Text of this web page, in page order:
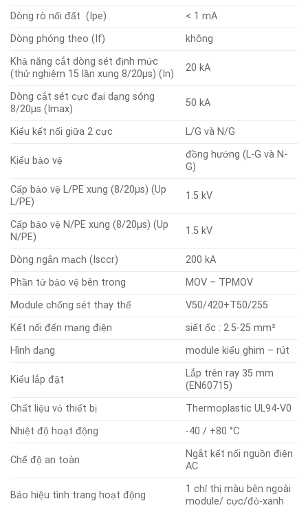
Dòng rò nối đất (Ipe)
< 1 mA
Dòng phóng theo (If)
không
Khả năng cắt dòng sét định mức
(thử nghiệm 15 lần xung 8/20μs) (In)
20 kA
Dòng cắt sét cực đại dạng sóng
8/20µs (Imax)
50 kA
Kiểu kết nối giữa 2 cực L/G và N/G
Kiểu bảo vệ
đồng hướng (L-G và N-
G)
Cấp bảo vệ L/PE xung (8/20μs) (Up
L/PE)
1.5 kV
Cấp bảo vệ N/PE xung (8/20μs) (Up
N/PE)
1.5 kV
Dòng ngắn mạch (Isccr)
200 kA
Phần tử bảo vệ bên trong
MOV – TPMOV
Module chống sét thay thế
V50/420+T50/255
Kết nối đến mạng điện
siết ốc : 2.5-25 mm²
Hình dạng
module kiểu ghim – rút
Kiểu lắp đặt
Lắp trên ray 35 mm
(EN60715)
Chất liệu vỏ thiết bị
Thermoplastic UL94-V0
Nhiệt độ hoạt động
-40 / +80 °C
Chế độ an toàn
Ngắt kết nối nguồn điện
AC
Báo hiệu tình trang hoạt động
1 chỉ thị màu bên ngoài
module/ cực/đỏ-xanh